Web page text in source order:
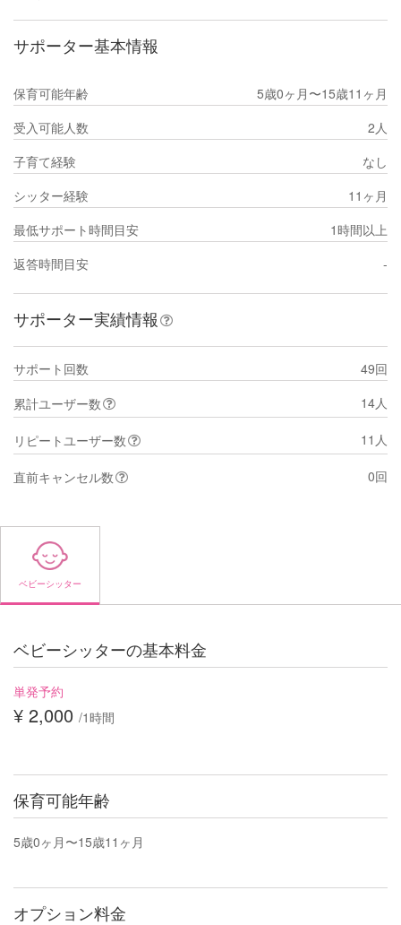
サポーター基本情報
保育可能年齢
5歳0ヶ月〜15歳11ヶ月
受入可能人数
2人
子育て経験
なし
シッター経験
11ヶ月
最低サポート時間目安
1時間以上
返答時間目安
-
サポーター実績情報
サポート回数
49回
累計ユーザー数
14人
リピートユーザー数 11人
直前キャンセル数 0回
ベビーシッター
ベビーシッターの基本料金
単発予約
¥ 2,000 /1時間
保育可能年齢
5歳0ヶ月〜15歳11ヶ月
オプション料金